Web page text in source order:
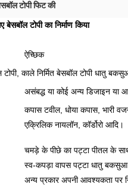
टोपी फिट की
टोपी का निर्माण किया
ऐच्छिक
काले निर्मित बेसबॉल टोपी धातु
असंबद्ध या कोई अन्य डिजाइन या
कपास टवील, धोया कपास, भारी
एक्रिलिक नायलॉन, कॉर्डोरो आदि।
चमड़े के पीछे का पट्टा पीतल के
स्व-कपड़ा वापस पट्टा धातु
अन्य प्रकार अपनी आवश्यकता पर